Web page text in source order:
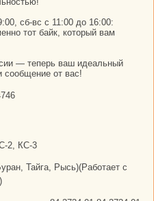
сб-вс с 11:00 до 16:00:
тот байк, который вам
— теперь ваш идеальный
сообщение от вас!
2, КС-3
Тайга, Рысь)(Работает с